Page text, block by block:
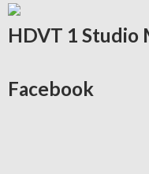
HDVT 1 Studio
Facebook